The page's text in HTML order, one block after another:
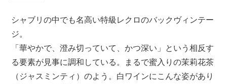
シャブリの中でも名高い特級レクロのバックヴィンテー
ジ。
「華やかで、澄み切っていて、かつ深い」という相反す
る要素が見事に調和している。まるで蜜入りの茉莉花茶
（ジャスミンティ）のよう。白ワインにこんな姿があり